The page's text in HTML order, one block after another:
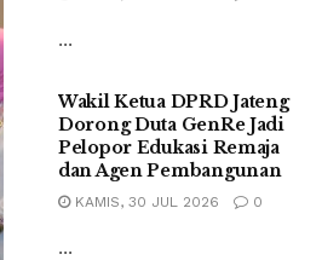
...
Wakil Ketua DPRD Jateng
Dorong Duta GenRe Jadi
Pelopor Edukasi Remaja
dan Agen Pembangunan
KAMIS, 30 JUL 2026 0
...